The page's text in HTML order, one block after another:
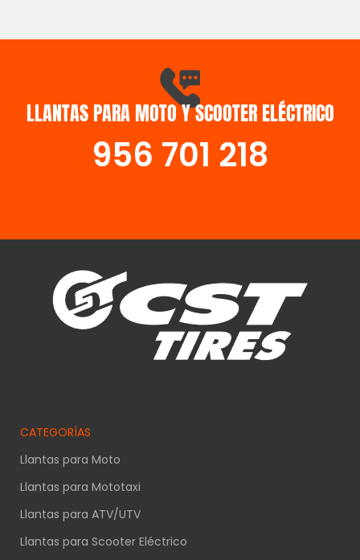
LLANTAS PARA MOTO Y SCOOTER ELÉCTRICO
956 701 218
CATEGORÍAS
Llantas para Moto
Llantas para Mototaxi
Llantas para ATV/UTV
Llantas para Scooter Eléctrico